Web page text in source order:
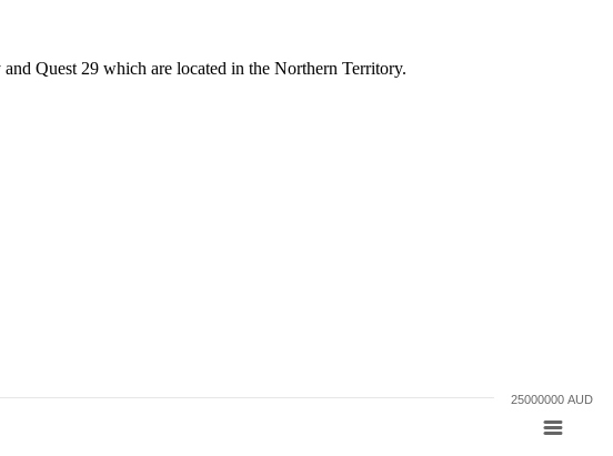
Quest 29 which are located in the Northern Territory.
25000000 AUD